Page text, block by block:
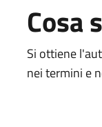
Cosa
Si ottiene
nei termini e